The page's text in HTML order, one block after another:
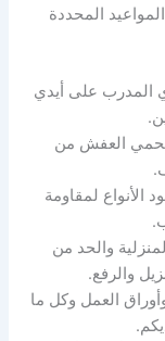
المحددة
المدرب على أيدي
يحمي العفش من
الأنواع لمقاومة
والحد من
والرفع.
العمل وكل ما